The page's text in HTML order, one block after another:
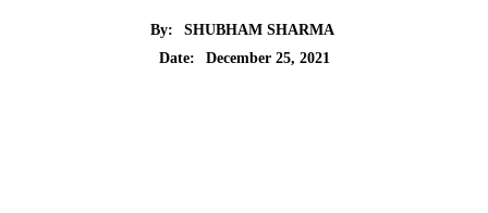
By:
SHUBHAM SHARMA
Date:
December 25, 2021